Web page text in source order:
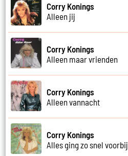
Corry Konings
Alleen jij
Corry Konings
Alleen maar vrienden
Corry Konings
Alleen vannacht
Corry Konings
Alles ging zo snel voorbij